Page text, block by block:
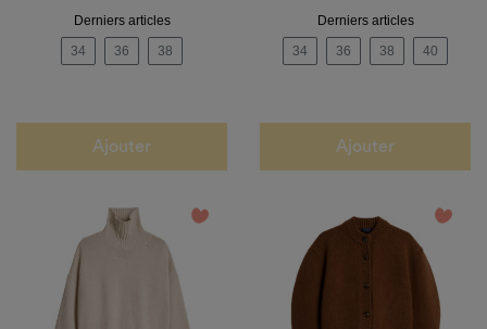
Derniers articles
34
36 38
Ajouter
Derniers articles
34
36 38 40
Ajouter
favorite_border favorite_border